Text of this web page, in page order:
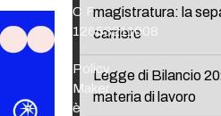
magistratura: la
carriere
Legge di Bilancio
materia di lavoro
C.F.
12653211008
Policy
Maker
è